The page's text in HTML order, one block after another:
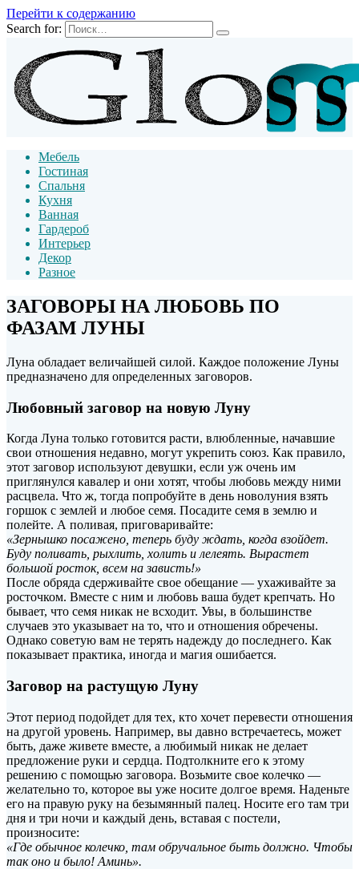
Перейти к содержанию
Search for:
Мебель
Гостиная
Спальня
Кухня
Ванная
Гардероб
Интерьер
Декор
Разное
ЗАГОВОРЫ НА ЛЮБОВЬ ПО
ФАЗАМ ЛУНЫ
Луна обладает величайшей силой. Каждое положение Луны
предназначено для определенных заговоров.
Любовный заговор на новую Луну
Когда Луна только готовится расти, влюбленные, начавшие
свои отношения недавно, могут укрепить союз. Как правило,
этот заговор используют девушки, если уж очень им
приглянулся кавалер и они хотят, чтобы любовь между ними
расцвела. Что ж, тогда попробуйте в день новолуния взять
горшок с землей и любое семя. Посадите семя в землю и
полейте. А поливая, приговаривайте:
«Зернышко посажено, теперь буду ждать, когда взойдет.
Буду поливать, рыхлить, холить и лелеять. Вырастет
большой росток, всем на зависть!»
После обряда сдерживайте свое обещание — ухаживайте за
росточком. Вместе с ним и любовь ваша будет крепчать. Но
бывает, что семя никак не всходит. Увы, в большинстве
случаев это указывает на то, что и отношения обречены.
Однако советую вам не терять надежду до последнего. Как
показывает практика, иногда и магия ошибается.
Заговор на растущую Луну
Этот период подойдет для тех, кто хочет перевести отношения
на другой уровень. Например, вы давно встречаетесь, может
быть, даже живете вместе, а любимый никак не делает
предложение руки и сердца. Подтолкните его к этому
решению с помощью заговора. Возьмите свое колечко —
желательно то, которое вы уже носите долгое время. Наденьте
его на правую руку на безымянный палец. Носите его там три
дня и три ночи и каждый день, вставая с постели,
произносите:
«Где обычное колечко, там обручальное быть должно. Чтобы
так оно и было! Аминь».